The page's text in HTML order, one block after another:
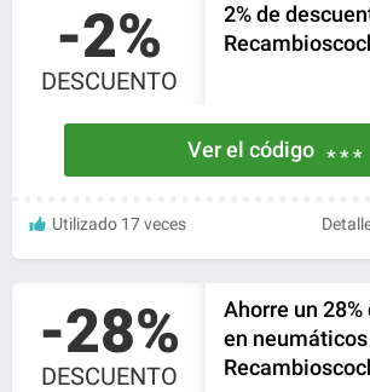
-2%
DESCUENTO
2% de
Ver el código * * *
Utilizado 17 veces
-28%
DESCUENTO
Ahorre un
en neumáticos